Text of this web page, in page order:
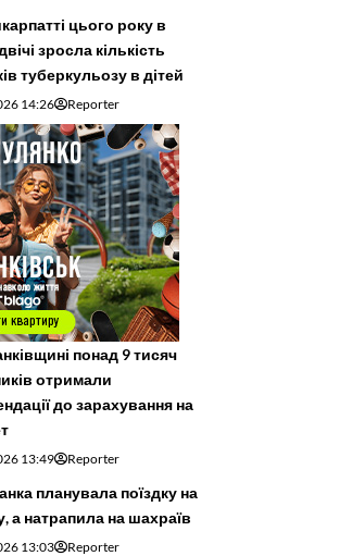
цього року в
зросла кількість
туберкульозу в дітей
14:26 Reporter
понад 9 тисяч
отримали
до зарахування на
13:49 Reporter
планувала поїздку на
а натрапила на шахраїв
13:03 Reporter